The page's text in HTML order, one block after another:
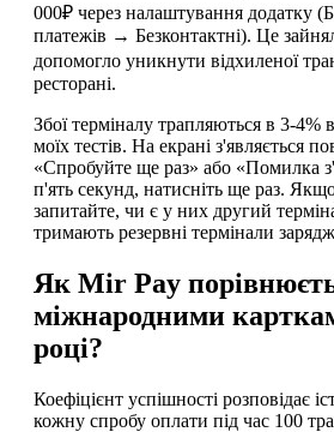
000₽ через налаштування додатку
платежів → Безконтактні). Це
допомогло уникнути відхиленої
ресторані.
Збої терміналу трапляються в 3-4%
моїх тестів. На екрані з'являється
«Спробуйте ще раз» або «Помилка
п'ять секунд, натисніть ще раз.
запитайте, чи є у них другий
тримають резервні термінали
Як Mir Pay
міжнародними
році?
Коефіцієнт успішності розповідає
кожну спробу оплати під час 100